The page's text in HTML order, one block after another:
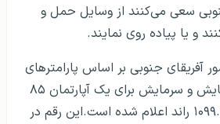
سعی می‌کنند از وسایل حمل و
و یا پیاده روی نمایند.
آفریقای جنوبی بر اساس پارامترهای
برق و آب و وسایل گرمایش و سرمایش برای یک آپارتمان ۸۵
متر مربع در حدود ۱۰۹۹.۳۵ راند اعلام شده است.این رقم در